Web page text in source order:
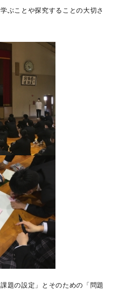
ぶことや探究することの大切さ
題の設定」とそのための「問題